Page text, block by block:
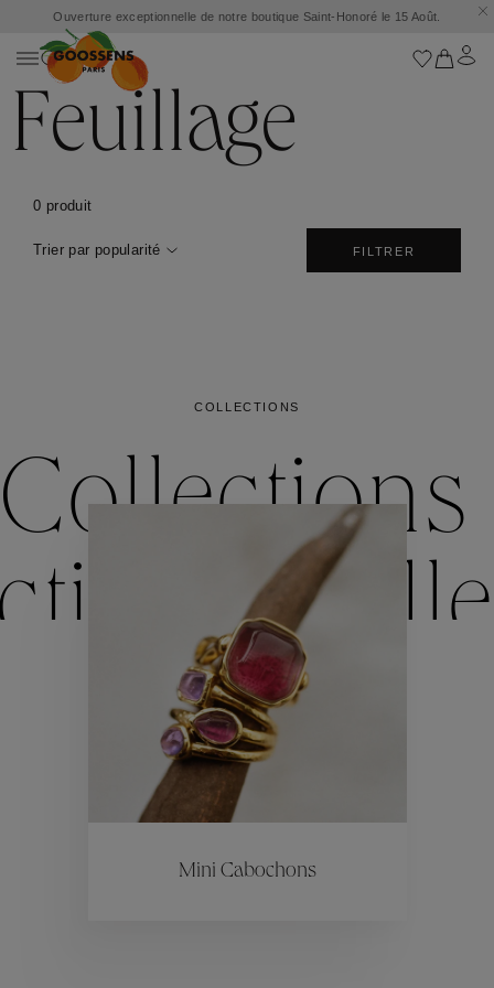
Ouverture exceptionnelle de notre boutique Saint-Honoré le 15 Août.
Feuillage
0 produit
Trier par popularité FILTRER
COLLECTIONS
Collections
Collections
Mini Cabochons